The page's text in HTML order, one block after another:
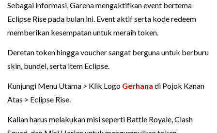
Sebagai informasi, Garena mengaktifkan event bertema
Eclipse Rise pada bulan ini. Event aktif serta kode redeem
memberikan kesempatan untuk meraih token.
Deretan token hingga voucher sangat berguna untuk berburu
skin, bundel, serta item Eclipse.
Kunjungi Menu Utama > Klik Logo Gerhana di Pojok Kanan
Atas > Eclipse Rise.
Kalian harus melakukan misi seperti Battle Royale, Clash